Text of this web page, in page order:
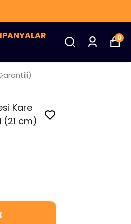
0
Kare
(21 cm)